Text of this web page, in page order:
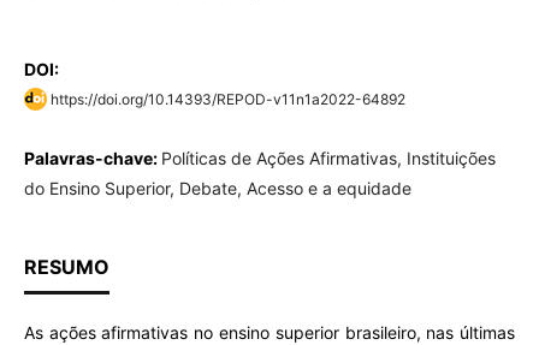
DOI:
https://doi.org/10.14393/REPOD-v11n1a2022-64892
Palavras-chave: Políticas de Ações Afirmativas, Instituições
do Ensino Superior, Debate, Acesso e a equidade
RESUMO
As ações afirmativas no ensino superior brasileiro, nas últimas